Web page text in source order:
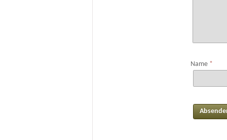
Name *